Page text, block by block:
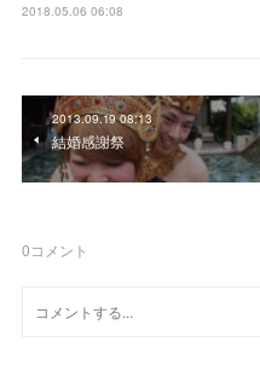
2018.05.06 06:08
2013.09.19 08:13
結婚感謝祭
0コメント